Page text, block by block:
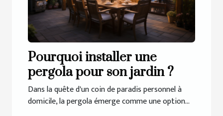
Pourquoi installer une
pergola pour son jardin ?
Dans la quête d'un coin de paradis personnel à
domicile, la pergola émerge comme une option...